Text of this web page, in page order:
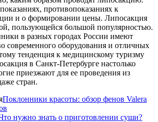
противопоказаниях к
и о формировании цены. Липосакция
пользующейся большой популярностью.
в разных городах России имеют
современного оборудования и отличных
тенденция к медицинскому туризму
в Санкт-Петербурге настолько
приезжают для ее проведения из
стран.
Поклонники красоты: обзор фенов Valera
нужно знать о приготовлении суши?